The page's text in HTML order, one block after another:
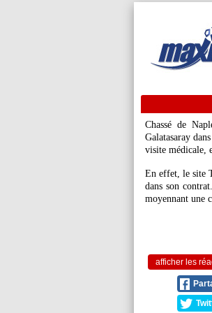
Chassé de
Galatasaray
visite médicale,
En effet, le site
dans son
moyennant une
afficher les